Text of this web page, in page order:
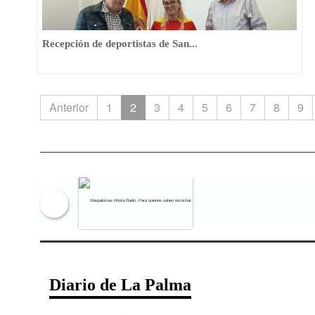
Recepción de deportistas de San...
Anterior 1 2 3 4 5 6 7 8 9
Diario de La Palma